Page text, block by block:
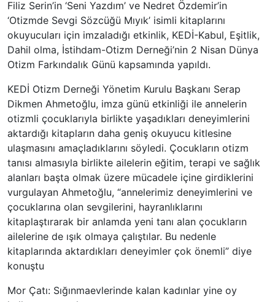
Filiz Serin’in ‘Seni Yazdım’ ve Nedret Özdemir’in
‘Otizmde Sevgi Sözcüğü Mıyık’ isimli kitaplarını
okuyucuları için imzaladığı etkinlik, KEDİ-Kabul, Eşitlik,
Dahil olma, İstihdam-Otizm Derneği’nin 2 Nisan Dünya
Otizm Farkındalık Günü kapsamında yapıldı.
KEDİ Otizm Derneği Yönetim Kurulu Başkanı Serap
Dikmen Ahmetoğlu, imza günü etkinliği ile annelerin
otizmli çocuklarıyla birlikte yaşadıkları deneyimlerini
aktardığı kitapların daha geniş okuyucu kitlesine
ulaşmasını amaçladıklarını söyledi. Çocukların otizm
tanısı almasıyla birlikte ailelerin eğitim, terapi ve sağlık
alanları başta olmak üzere mücadele içine girdiklerini
vurgulayan Ahmetoğlu, “annelerimiz deneyimlerini ve
çocuklarına olan sevgilerini, hayranlıklarını
kitaplaştırarak bir anlamda yeni tanı alan çocukların
ailelerine de ışık olmaya çalıştılar. Bu nedenle
kitaplarında aktardıkları deneyimler çok önemli” diye
konuştu
Mor Çatı: Sığınmaevlerinde kalan kadınlar yine oy